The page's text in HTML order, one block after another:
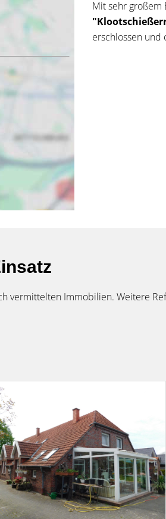
Mit sehr großem
erschlossen und
vermittelten Immobilien. Weitere